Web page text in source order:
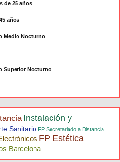
de 25 años
años
Medio Nocturno
Superior Nocturno
Instalación y
Sanitario FP Secretariado a Distancia
FP Estética
Barcelona